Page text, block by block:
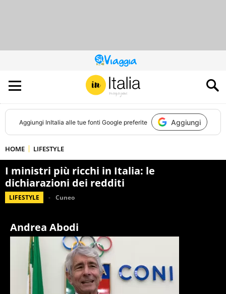
QUESTO
SITO
CONTRIBUISCE
ALL’AUDIENCE
DI
Aggiungi InItalia alle tue fonti Google preferite Aggiungi
HOME LIFESTYLE
I ministri più ricchi in Italia: le
dichiarazioni dei redditi
LIFESTYLE Cuneo
Andrea Abodi